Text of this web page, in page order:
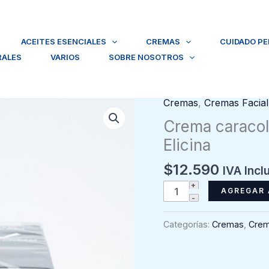
ACEITES ESENCIALES CREMAS
CUIDADO
VARIOS SOBRE NOSOTROS
Cremas, Cremas
Crema
Elicina
$12.590 IVA
Crema
caracol
hidratante
Categorías: Cremas